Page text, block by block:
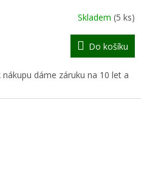
R
M
A
Skladem (5 ks)
Do košíku
dáme záruku na 10 let a